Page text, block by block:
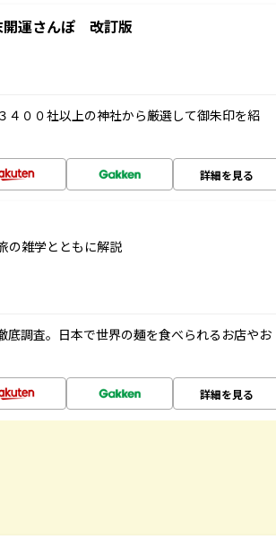
運さんぽ 改訂版
４００社以上の神社から厳選して御朱印を紹
詳細を見る
の雑学とともに解説
調査。日本で世界の麺を食べられるお店やお
詳細を見る